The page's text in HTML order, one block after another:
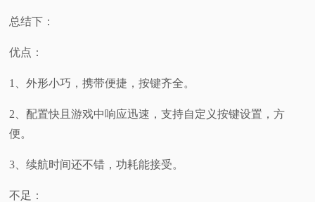
总结下：
优点：
1、外形小巧，携带便捷，按键齐全。
2、配置快且游戏中响应迅速，支持自定义按键设置，方
便。
3、续航时间还不错，功耗能接受。
不足：